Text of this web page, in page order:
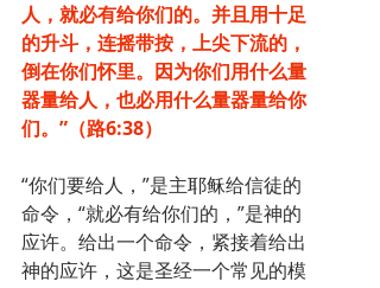
人，就必有给你们的。并且用十足
的升斗，连摇带按，上尖下流的，
倒在你们怀里。因为你们用什么量
器量给人，也必用什么量器量给你
们。”（路6:38）
“你们要给人，”是主耶稣给信徒的
命令，“就必有给你们的，”是神的
应许。给出一个命令，紧接着给出
神的应许，这是圣经一个常见的模